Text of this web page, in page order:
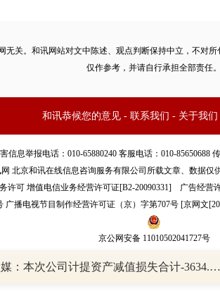
无关。和讯网站对文中陈述、观点判断保持中立，不对
仅作参考，并请自行承担全部责任。
和讯恭候您的意见- 联系我们 - 关于我们
息举报电话：010-65880240 客服电话：010-85650688
北京和讯在线信息咨询服务有限公司所载文章、数据仅
许可 增值电信业务经营许可证[B2-20090331] 广告经营
广播电视节目制作经营许可证（京）字第707号[京网文
京公网安备 11010502041727号
和讯网 北京和讯在线信息咨询服务有限公司 All
华智数媒：本次公司计提资产减值损失合计-3634.97万元